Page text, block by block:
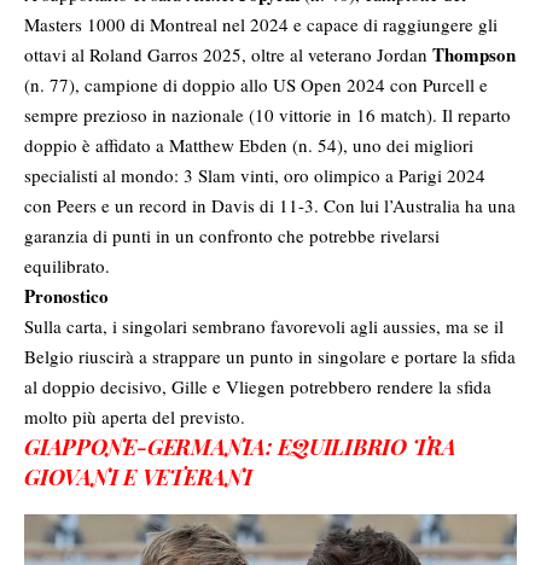
Masters 1000 di Montreal nel 2024 e capace di raggiungere gli
ottavi al Roland Garros 2025, oltre al veterano Jordan Thompson
(n. 77), campione di doppio allo US Open 2024 con Purcell e
sempre prezioso in nazionale (10 vittorie in 16 match). Il reparto
doppio è affidato a Matthew Ebden (n. 54), uno dei migliori
specialisti al mondo: 3 Slam vinti, oro olimpico a Parigi 2024
con Peers e un record in Davis di 11-3. Con lui l’Australia ha una
garanzia di punti in un confronto che potrebbe rivelarsi
equilibrato.
Pronostico
Sulla carta, i singolari sembrano favorevoli agli aussies, ma se il
Belgio riuscirà a strappare un punto in singolare e portare la sfida
al doppio decisivo, Gille e Vliegen potrebbero rendere la sfida
molto più aperta del previsto.
GIAPPONE-GERMANIA: EQUILIBRIO TRA
GIOVANI E VETERANI